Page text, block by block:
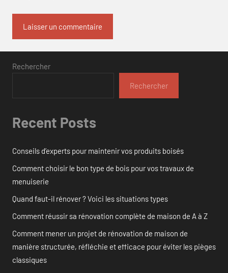
Rechercher
Rechercher
Recent Posts
Conseils d’experts pour maintenir vos produits boisés
Comment choisir le bon type de bois pour vos travaux de
menuiserie
Quand faut-il rénover ? Voici les situations types
Comment réussir sa rénovation complète de maison de A à Z
Comment mener un projet de rénovation de maison de
manière structurée, réfléchie et efficace pour éviter les pièges
classiques